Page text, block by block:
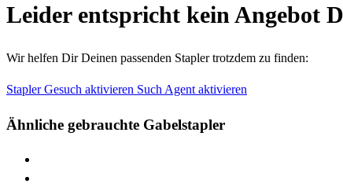
Leider entspricht kein Angebot
Wir helfen Dir Deinen passenden Stapler trotzdem zu finden:
Stapler Gesuch aktivieren Such Agent aktivieren
Ähnliche gebrauchte Gabelstapler